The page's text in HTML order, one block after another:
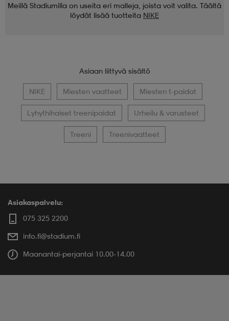
Meillä Stadiumilla on useita eri malleja, joista voit valita. Täältä
löydät lisää tuotteita NIKE
Asiaan liittyvä sisältö
NIKE Miesten vaatteet Miesten t-paidat
Lyhythihaiset treenipaidat Urheilu & varusteet
Treeni Treenivaatteet
Asiakaspalvelu:
075 325 2200
info.fi@stadium.fi
Maanantai-perjantai 10.00-14.00